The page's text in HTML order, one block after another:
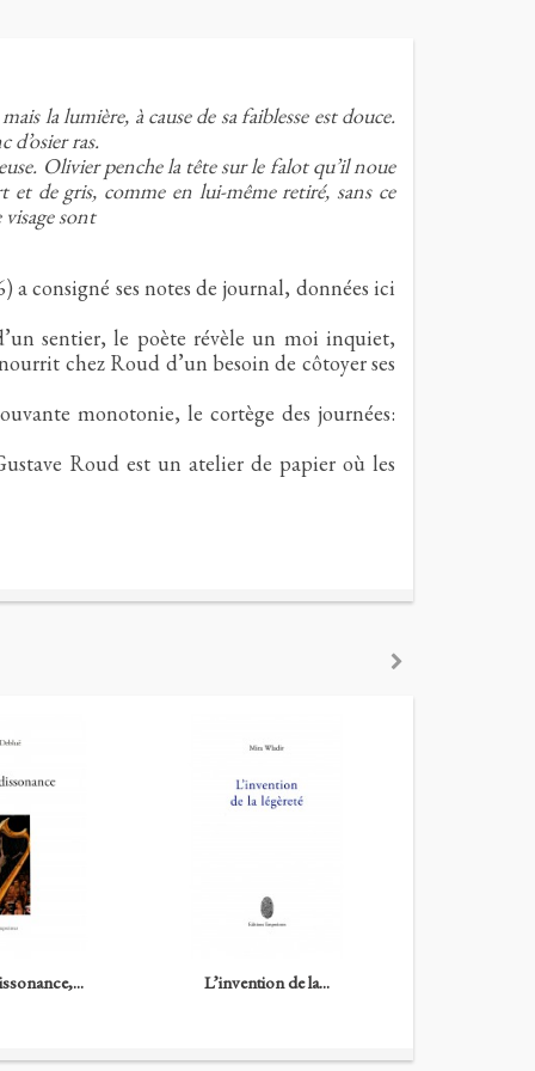
la lumière, à cause de sa faiblesse est douce.
ras.
Olivier penche la tête sur le falot qu’il noue
et de gris, comme en lui-même retiré, sans ce
sont
consigné ses notes de journal, données ici
sentier, le poète révèle un moi inquiet,
chez Roud d’un besoin de côtoyer ses
monotonie, le cortège des journées:
Roud est un atelier de papier où les
L’invention de la...